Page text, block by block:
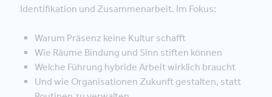
Identifikation und Zusammenarbeit. Im Fokus:
Warum Präsenz keine Kultur schafft
Wie Räume Bindung und Sinn stiften können
Welche Führung hybride Arbeit wirklich braucht
Und wie Organisationen Zukunft gestalten, statt